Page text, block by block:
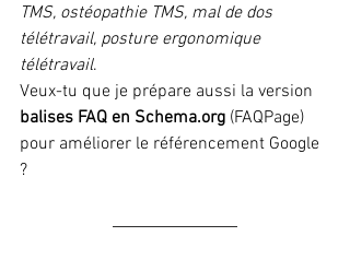
TMS, ostéopathie TMS, mal de dos
télétravail, posture ergonomique
télétravail.
Veux-tu que je prépare aussi la version
balises FAQ en Schema.org (FAQPage)
pour améliorer le référencement Google
?